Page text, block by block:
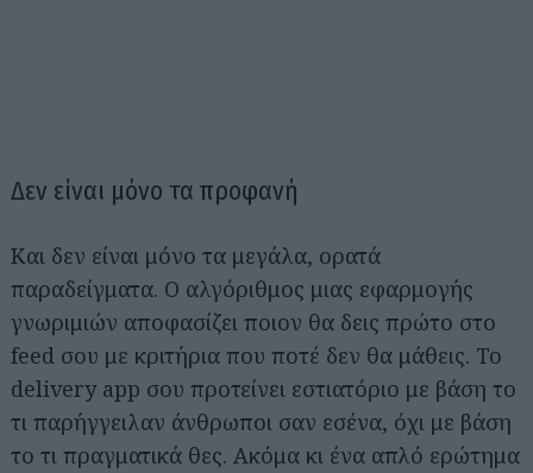
Δεν είναι μόνο τα προφανή
Και δεν είναι μόνο τα μεγάλα, ορατά
παραδείγματα. Ο αλγόριθμος μιας εφαρμογής
γνωριμιών αποφασίζει ποιον θα δεις πρώτο στο
feed σου με κριτήρια που ποτέ δεν θα μάθεις. Το
delivery app σου προτείνει εστιατόριο με βάση το
τι παρήγγειλαν άνθρωποι σαν εσένα, όχι με βάση
το τι πραγματικά θες. Ακόμα κι ένα απλό ερώτημα